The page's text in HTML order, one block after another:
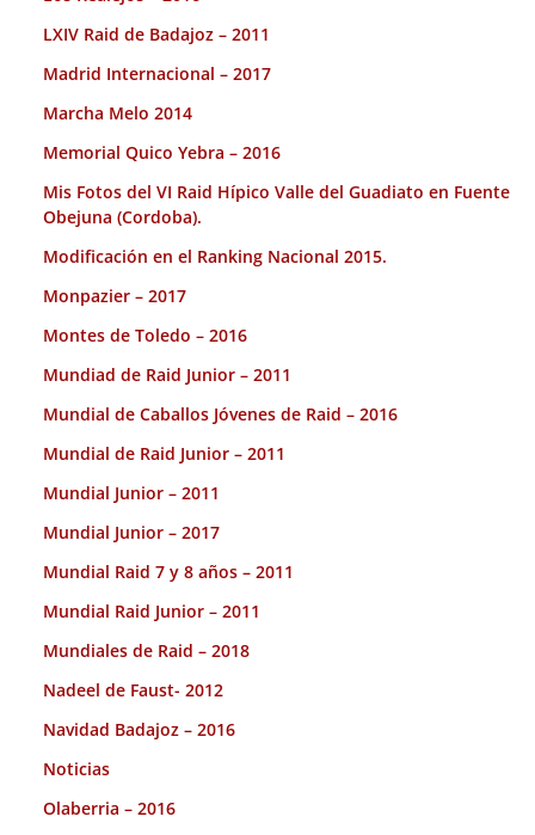
LXIV Raid de Badajoz – 2011
Madrid Internacional – 2017
Marcha Melo 2014
Memorial Quico Yebra – 2016
Mis Fotos del VI Raid Hípico Valle del Guadiato en Fuente
Obejuna (Cordoba).
Modificación en el Ranking Nacional 2015.
Monpazier – 2017
Montes de Toledo – 2016
Mundiad de Raid Junior – 2011
Mundial de Caballos Jóvenes de Raid – 2016
Mundial de Raid Junior – 2011
Mundial Junior – 2011
Mundial Junior – 2017
Mundial Raid 7 y 8 años – 2011
Mundial Raid Junior – 2011
Mundiales de Raid – 2018
Nadeel de Faust- 2012
Navidad Badajoz – 2016
Noticias
Olaberria – 2016